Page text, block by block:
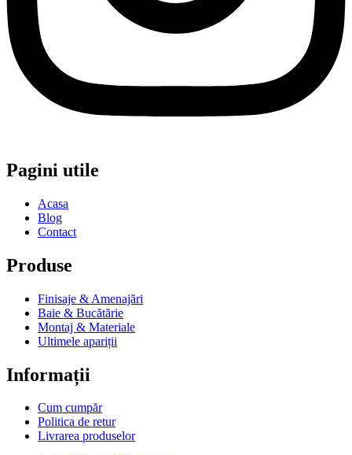
Pagini utile
Acasa
Blog
Contact
Produse
Finisaje & Amenajări
Baie & Bucătărie
Montaj & Materiale
Ultimele apariții
Informații
Cum cumpăr
Politica de retur
Livrarea produselor